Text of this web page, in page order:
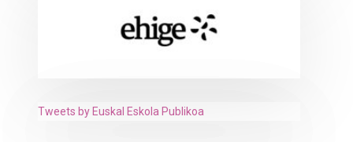
Tweets by Euskal Eskola Publikoa